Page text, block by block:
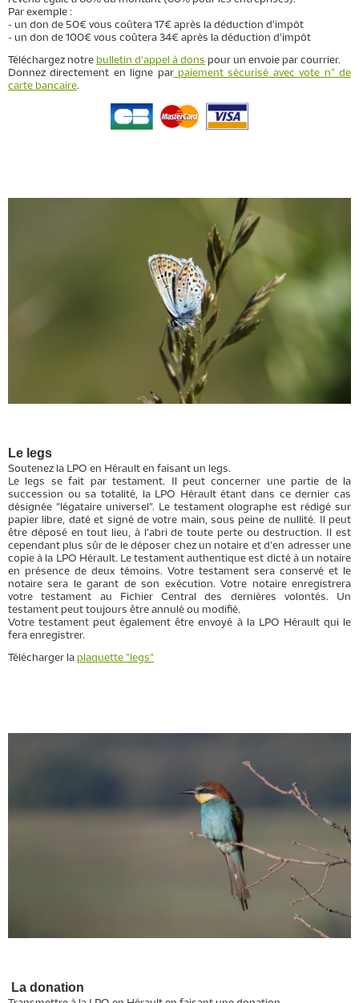
Par exemple :
- un don de 50€ vous coûtera 17€ après la déduction d'impôt
- un don de 100€ vous coûtera 34€ après la déduction d'impôt
Téléchargez notre bulletin d'appel à dons pour un envoie par courrier.
Donnez directement en ligne parpaiement sécurisé avec vote n° de
carte bancaire.
Le legs
Soutenez la LPO en Hérault en faisant un legs.
Le legs se fait par testament. Il peut concerner une partie de la
succession ou sa totalité, la LPO Hérault étant dans ce dernier cas
désignée "légataire universel". Le testament olographe est rédigé sur
papier libre, daté et signé de votre main, sous peine de nullité. Il peut
être déposé en tout lieu, à l'abri de toute perte ou destruction. Il est
cependant plus sûr de le déposer chez un notaire et d'en adresser une
copie à la LPO Hérault. Le testament authentique est dicté à un notaire
en présence de deux témoins. Votre testament sera conservé et le
notaire sera le garant de son exécution. Votre notaire enregistrera
votre testament au Fichier Central des dernières volontés. Un
testament peut toujours être annulé ou modifié.
Votre testament peut également être envoyé à la LPO Hérault qui le
fera enregistrer.
Télécharger la plaquette "legs"
La donation